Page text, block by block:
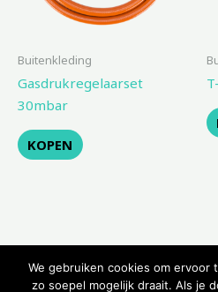
Buitenkleding
Gasdrukregelaarset
30mbar
KOPEN
We gebruiken cookies om
zo soepel mogelijk draait. Als je